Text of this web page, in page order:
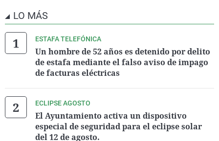
LO MÁS
ESTAFA TELEFÓNICA
Un hombre de 52 años es detenido por delito
de estafa mediante el falso aviso de impago
de facturas eléctricas
ECLIPSE AGOSTO
El Ayuntamiento activa un dispositivo
especial de seguridad para el eclipse solar
del 12 de agosto.